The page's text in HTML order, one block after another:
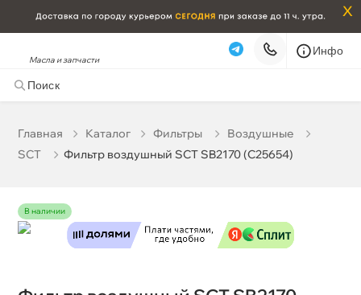
x
Масла и запчасти
Инфо
Главная Катало Фильтры
оздушные
SCT
Фильтр воздушный SCT SB2170 (C25654)
наличии
Самовывоз